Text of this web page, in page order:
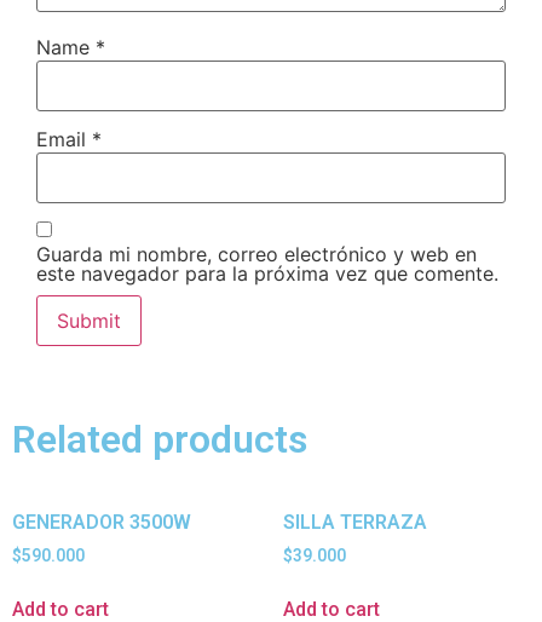
Name *
Email *
Guarda mi nombre, correo electrónico y web en
este navegador para la próxima vez que comente.
Related products
GENERADOR 3500W
$590.000
Add to cart
SILLA TERRAZA
$39.000
Add to cart